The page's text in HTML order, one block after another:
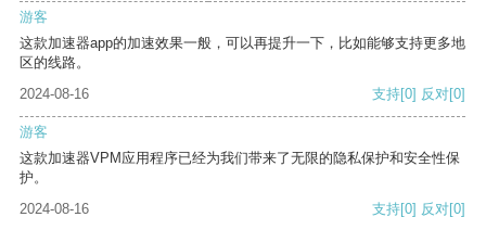
游客
这款加速器app的加速效果一般，可以再提升一下，比如能够支持更多地
区的线路。
2024-08-16
支持[0] 反对[0]
游客
这款加速器VPM应用程序已经为我们带来了无限的隐私保护和安全性保
护。
2024-08-16
支持[0] 反对[0]